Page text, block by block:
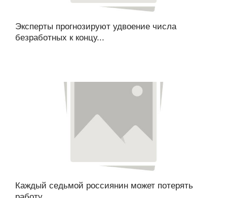
Эксперты прогнозируют удвоение числа
безработных к концу...
Каждый седьмой россиянин может потерять